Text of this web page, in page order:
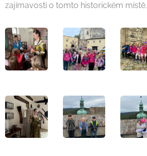
zajímavostí o tomto historickém místě.